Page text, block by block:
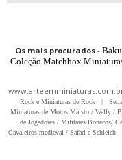
Os mais procurados-
Coleção Matchbox
Rock e Miniaturas de Rock
|
Miniaturas de Motos Maisto / Welly /
de Jogadores / Militares Bonecos/
Cavaleiros medieval / Safari e Schleich